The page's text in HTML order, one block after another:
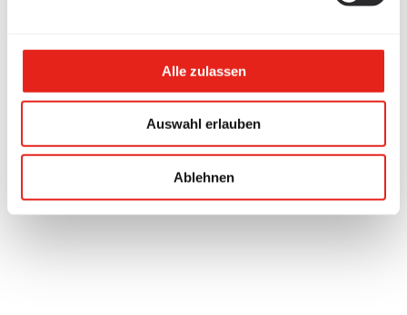
Alle zulassen
Auswahl erlauben
Ablehnen